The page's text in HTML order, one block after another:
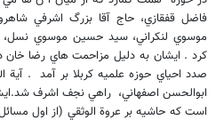
فاضل قفقازي، حاج آقا بزرگ اشرفي
موسوي لنكراني، سيد حسين موسوي نسل،
كرد . ايشان به دليل مزاحمت هاي رضا خان
صدد احياي حوزه علميه كربلا بر آمد .
ابوالحسن اصفهاني، راهي نجف اشرف
است كه حاشيه بر عروة‌ الوثقي (از اول